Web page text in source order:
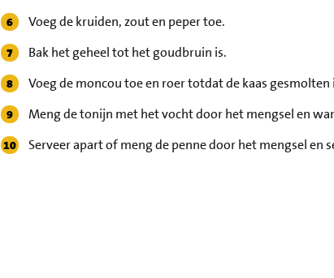
Voeg de kruiden, zout en peper toe.
Bak het geheel tot het goudbruin is.
Voeg de moncou toe en roer totdat de kaas gesmolten
Meng de tonijn met het vocht door het mengsel en
Serveer apart of meng de penne door het mengsel en